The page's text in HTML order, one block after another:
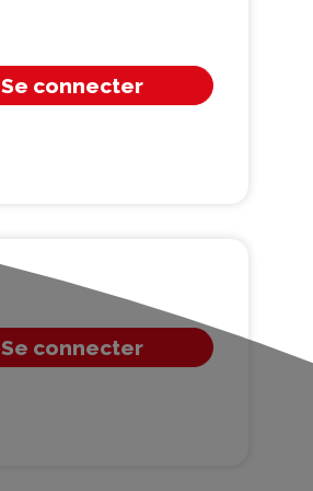
Se connecter
Se connecter